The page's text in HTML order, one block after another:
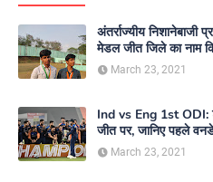
अंतर्राज्यीय निशानेबाजी
मेडल जीत जिले का नाम
March 23, 2021
Ind vs Eng 1st ODI:
जीत पर, जानिए पहले
March 23, 2021